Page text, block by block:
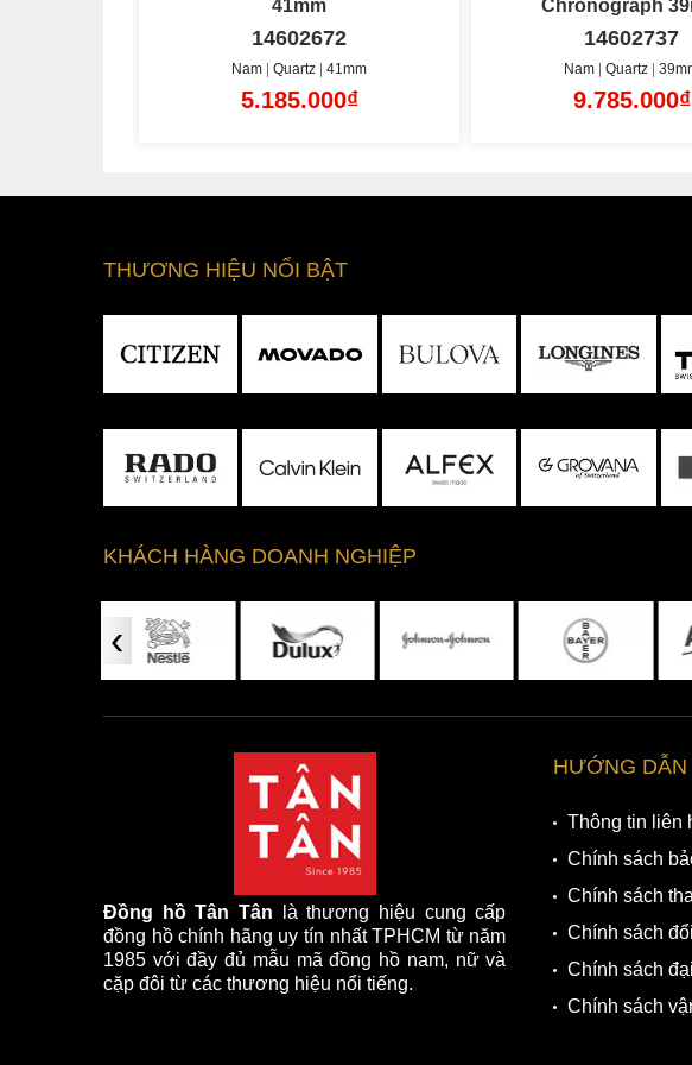
14602737
Nam Quartz 39mm
9.785.000₫
40mm
14602347
Nam Quartz
6.500.000₫
THƯƠNG HIỆU NỔI BẬT
KHÁCH HÀNG DOANH NGHIỆP
‹
Đồng hồ Tân Tân là thương hiệu cung cấp
đồng hồ chính hãng uy tín nhất TPHCM từ năm
1985 với đầy đủ mẫu mã đồng hồ nam, nữ và
cặp đôi từ các thương hiệu nổi tiếng.
HƯỚNG DẪN
Thông tin liên
Chính sách
Chính sách
Chính sách
Chính sách
Chính sách